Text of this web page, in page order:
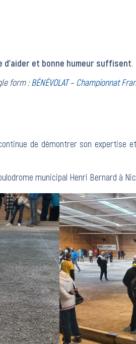
d’aider et bonne humeur suffisent.
form :BÉNÉVOLAT – Championnat
de démontrer son expertise
municipal Henri Bernard à